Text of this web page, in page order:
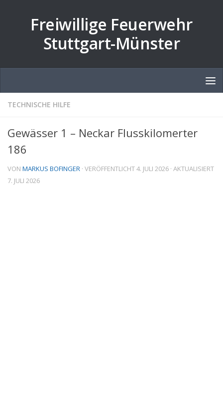
Freiwillige Feuerwehr
Stuttgart-Münster
TECHNISCHE HILFE
Gewässer 1 – Neckar Flusskilomerter
186
VON MARKUS BOFINGER · VERÖFFENTLICHT4. JULI 2026 · AKTUALISIERT
7. JULI 2026